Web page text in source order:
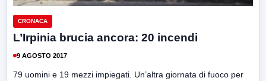
CRONACA
L’Irpinia brucia ancora: 20 incendi
9 AGOSTO 2017
79 uomini e 19 mezzi impiegati. Un’altra giornata di fuoco per